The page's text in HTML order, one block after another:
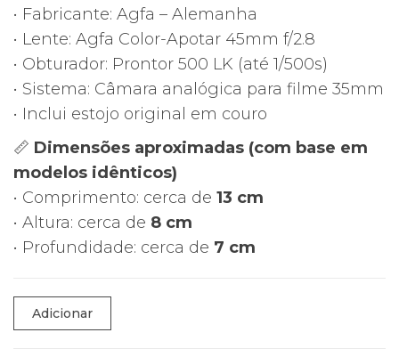
• Fabricante: Agfa – Alemanha
• Lente: Agfa Color-Apotar 45mm f/2.8
• Obturador: Prontor 500 LK (até 1/500s)
• Sistema: Câmara analógica para filme 35mm
• Inclui estojo original em couro
📏 Dimensões aproximadas (com base em
modelos idênticos)
• Comprimento: cerca de 13 cm
• Altura: cerca de 8 cm
• Profundidade: cerca de 7 cm
Quantidade
de
Adicionar